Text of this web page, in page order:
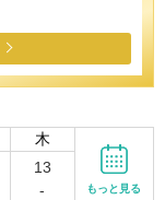
木
13
-
もっと見る